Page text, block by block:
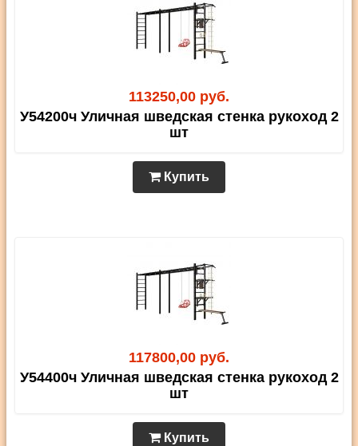
113250,00 руб.
У54200ч Уличная шведская стенка рукоход 2
шт
Купить
117800,00 руб.
У54400ч Уличная шведская стенка рукоход 2
шт
Купить